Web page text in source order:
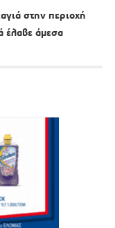
στην περιοχή
άμεσα